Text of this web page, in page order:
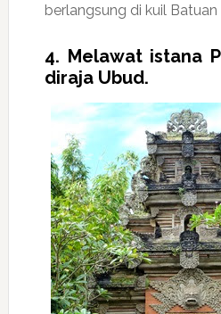
berlangsung di kuil Batuan
4. Melawat istana
diraja Ubud.